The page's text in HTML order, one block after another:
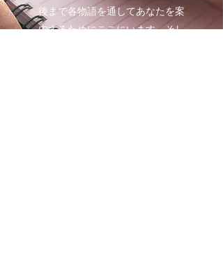
後まで各物語を通してあなたを案
内するためにここにいます、そし